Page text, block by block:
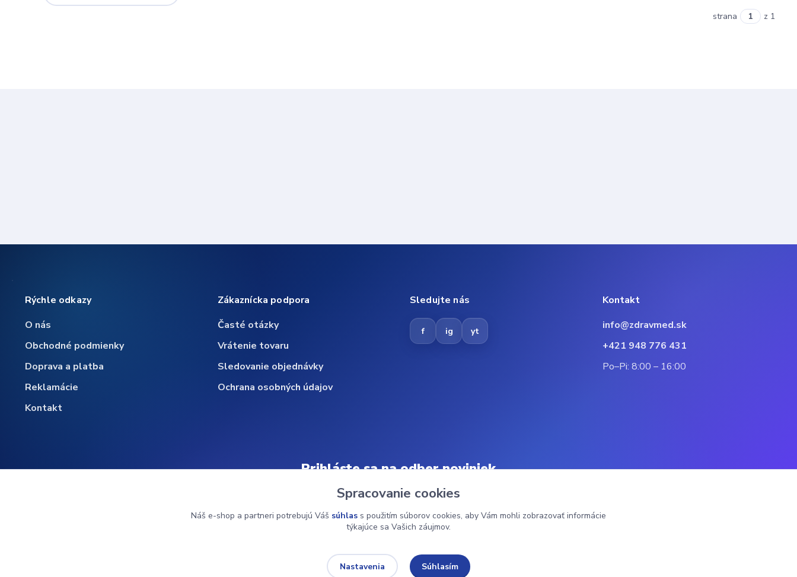
strana z 1
Rýchle odkazy
O nás
Obchodné podmienky
Doprava a platba
Reklamácie
Kontakt
Zákaznícka podpora
Časté otázky
Vrátenie tovaru
Sledovanie objednávky
Ochrana osobných údajov
Sledujte nás
f ig yt
Kontakt
info@zdravmed.sk
+421 948 776 431
Po–Pi: 8:00 – 16:00
Prihláste sa na odber noviniek
© 2024 ZdravMed.sk | Všetky práva vyhradené
Spracovanie cookies
Náš e-shop a partneri potrebujú Váš súhlas s použitím súborov cookies, aby Vám mohli zobrazovať informácie
týkajúce sa Vašich záujmov.
Nastavenia Súhlasím